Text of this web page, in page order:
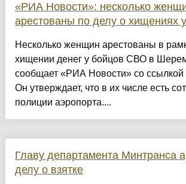
«РИА Новости»: несколько
арестованы по делу о хищениях
Несколько женщин арестованы в
хищении денег у бойцов СВО в
сообщает «РИА Новости» со ссылкой
Он утверждает, что в их числе есть
полиции аэропорта....
Главу департамента Минтранса
делу о взятке